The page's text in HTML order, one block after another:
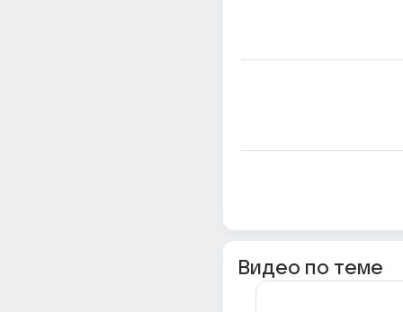
Видео по теме